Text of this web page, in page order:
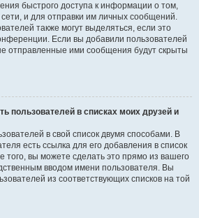
быстрого доступа к информации о том,
и для отправки им личных сообщений.
также могут выделяться, если это
Если вы добавили пользователей
отправленные ими сообщения будут скрыты
пользователей в списках моих друзей и
в свой список двумя способами. В
есть ссылка для его добавления в список
того, вы можете сделать это прямо из вашего
вводом имени пользователя. Вы
из соответствующих списков на той